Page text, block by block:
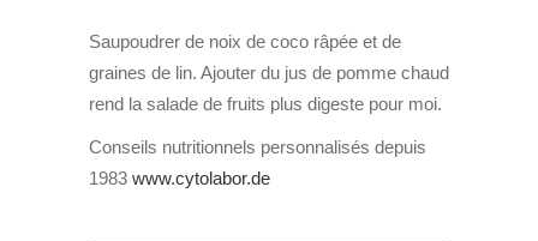
Saupoudrer de noix de coco râpée et de
graines de lin. Ajouter du jus de pomme chaud
rend la salade de fruits plus digeste pour moi.
Conseils nutritionnels personnalisés depuis
1983 www.cytolabor.de